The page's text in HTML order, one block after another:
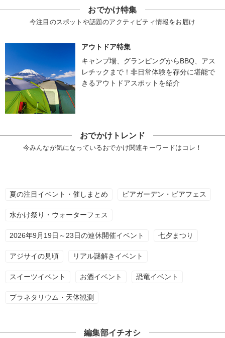
おでかけ特集
今注目のスポットや話題のアクティビティ情報をお届け
アウトドア特集
キャンプ場、グランピングからBBQ、アス
レチックまで！非日常体験を存分に堪能で
きるアウトドアスポットを紹介
おでかけトレンド
今みんなが気になっているおでかけ関連キーワードはコレ！
夏の注目イベント・催しまとめ ビアガーデン・ビアフェス
水かけ祭り・ウォーターフェス
2026年9月19日～23日の連休開催イベント 七夕まつり
アジサイの見頃 リアル謎解きイベント
スイーツイベント お酒イベント 恐竜イベント
プラネタリウム・天体観測
編集部イチオシ